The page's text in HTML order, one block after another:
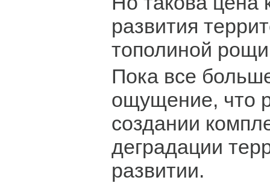
развития
тополиной
Пока все
ощущение, что
создании
деградации
развитии.